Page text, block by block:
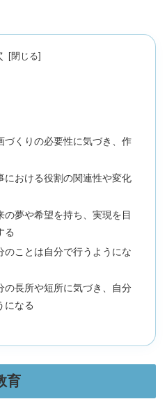
くりの必要性に気づき、作
おける役割の関連性や変化
夢や希望を持ち、実現を目
る
ことは自分で行うようにな
長所や短所に気づき、自分
になる
育